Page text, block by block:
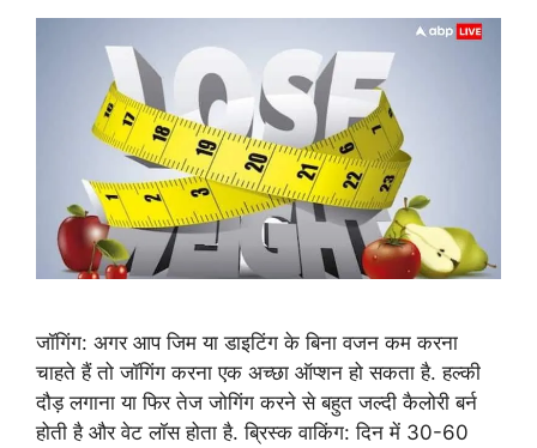
जॉगिंग: अगर आप जिम या डाइटिंग के बिना वजन कम करना
चाहते हैं तो जॉगिंग करना एक अच्छा ऑप्शन हो सकता है. हल्की
दौड़ लगाना या फिर तेज जोगिंग करने से बहुत जल्दी कैलोरी बर्न
होती है और वेट लॉस होता है. ब्रिस्क वाकिंग: दिन में 30-60